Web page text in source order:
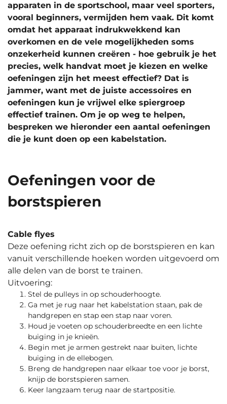
apparaten in de sportschool, maar veel sporters,
vooral beginners, vermijden hem vaak. Dit komt
omdat het apparaat indrukwekkend kan
overkomen en de vele mogelijkheden soms
onzekerheid kunnen creëren - hoe gebruik je het
precies, welk handvat moet je kiezen en welke
oefeningen zijn het meest effectief? Dat is
jammer, want met de juiste accessoires en
oefeningen kun je vrijwel elke spiergroep
effectief trainen. Om je op weg te helpen,
bespreken we hieronder een aantal oefeningen
die je kunt doen op een kabelstation.
Oefeningen voor de
borstspieren
Cable flyes
Deze oefening richt zich op de borstspieren en kan
vanuit verschillende hoeken worden uitgevoerd om
alle delen van de borst te trainen.
Uitvoering:
Stel de pulleys in op schouderhoogte.
Ga met je rug naar het kabelstation staan, pak de
handgrepen en stap een stap naar voren.
Houd je voeten op schouderbreedte en een lichte
buiging in je knieën.
Begin met je armen gestrekt naar buiten, lichte
buiging in de ellebogen.
Breng de handgrepen naar elkaar toe voor je borst,
knijp de borstspieren samen.
Keer langzaam terug naar de startpositie.